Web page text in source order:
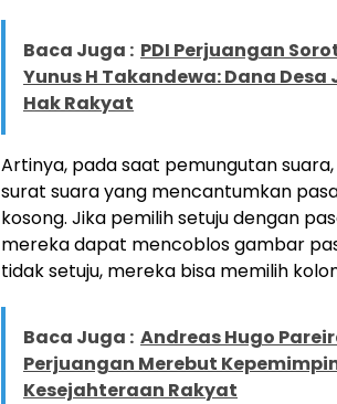
Baca Juga : PDI Perjuangan
Yunus H Takandewa: Dana
Hak Rakyat
Artinya, pada saat pemungutan
surat suara yang mencantumkan
kosong. Jika pemilih setuju dengan
mereka dapat mencoblos gambar
tidak setuju, mereka bisa memilih
Baca Juga : Andreas Hugo
Perjuangan Merebut
Kesejahteraan Rakyat